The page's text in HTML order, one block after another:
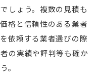
しょう。複数の見積も
格と信頼性のある業者
依頼する業者選びの際
の実績や評判等も確か
。